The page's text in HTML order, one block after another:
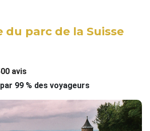
du parc de la Suisse
avis
99 % des voyageurs